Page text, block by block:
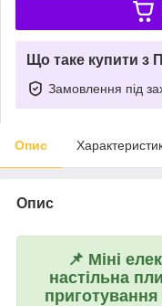
Що таке купити з
Замовлення під
Опис
Опис
📌 Міні
настільна